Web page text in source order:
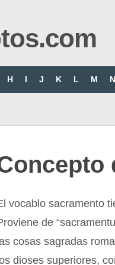
H I J K L M N
vocablo sacramento
de
cosas sagradas
dioses superiores,